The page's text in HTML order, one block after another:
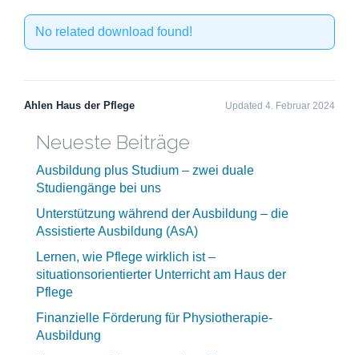
No related download found!
Ahlen Haus der Pflege Updated 4. Februar 2024
Neueste Beiträge
Ausbildung plus Studium – zwei duale
Studiengänge bei uns
Unterstützung während der Ausbildung – die
Assistierte Ausbildung (AsA)
Lernen, wie Pflege wirklich ist –
situationsorientierter Unterricht am Haus der
Pflege
Finanzielle Förderung für Physiotherapie-
Ausbildung